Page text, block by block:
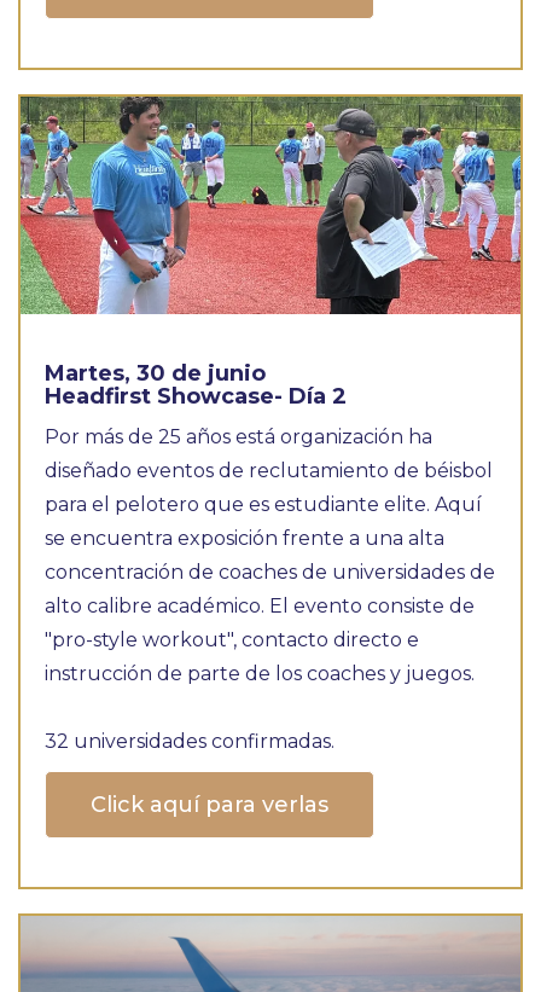
Martes, 30 de junio
Headfirst Showcase- Día 2
Por más de 25 años está organización ha
diseñado eventos de reclutamiento de béisbol
para el pelotero que es estudiante elite. Aquí
se encuentra exposición frente a una alta
concentración de coaches de universidades de
alto calibre académico. El evento consiste de
"pro-style workout", contacto directo e
instrucción de parte de los coaches y juegos.
32 universidades confirmadas.
Click aquí para verlas